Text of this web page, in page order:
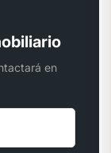
en